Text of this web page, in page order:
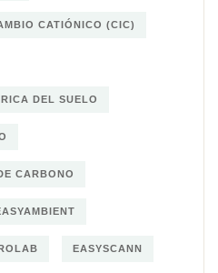
CATIÓNICO (CIC)
DEL SUELO
CARBONO
EASYSCANN